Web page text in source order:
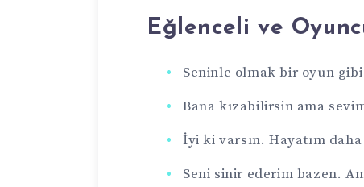
Eğlenceli ve
Seninle olmak bir oyun
Bana kızabilirsin ama
İyi ki varsın. Hayatım
Seni sinir ederim bazen.